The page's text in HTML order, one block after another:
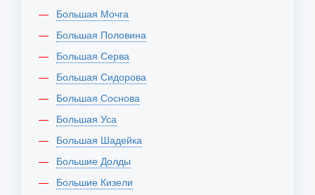
Большая Мочга
Большая Половина
Большая Серва
Большая Сидорова
Большая Соснова
Большая Уса
Большая Шадейка
Большие Долды
Большие Кизели